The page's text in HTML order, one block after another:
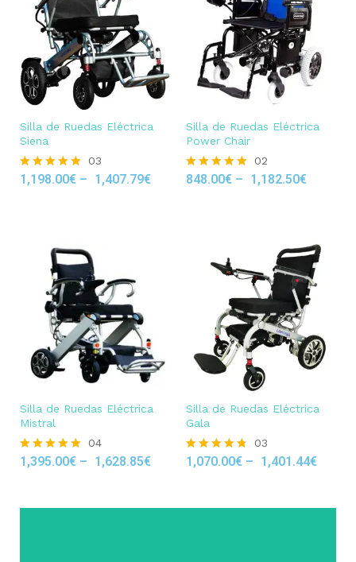
Silla de Ruedas Eléctrica
Siena
Rated
03
1,198.00€ – 1,407.79€
Silla de Ruedas Eléctrica
Power Chair
Rated
02
848.00€ – 1,182.50€
Silla de Ruedas Eléctrica
Mistral
Rated
04
1,395.00€ – 1,628.85€
Silla de Ruedas Eléctrica
Gala
Rated
03
1,070.00€ – 1,401.44€